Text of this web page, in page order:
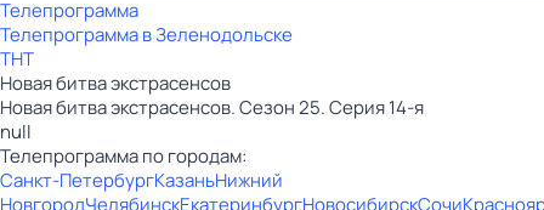
Телепрограмма
Телепрограмма в Зеленодольске
ТНТ
Новая битва экcтраcенсов
Новая битва экcтраcенсов. Сезон 25. Серия 14-я
null
Телепрограмма по городам:
Санкт-ПетербургКазаньНижний
НовгородЧелябинскЕкатеринбургНовосибирскСочи